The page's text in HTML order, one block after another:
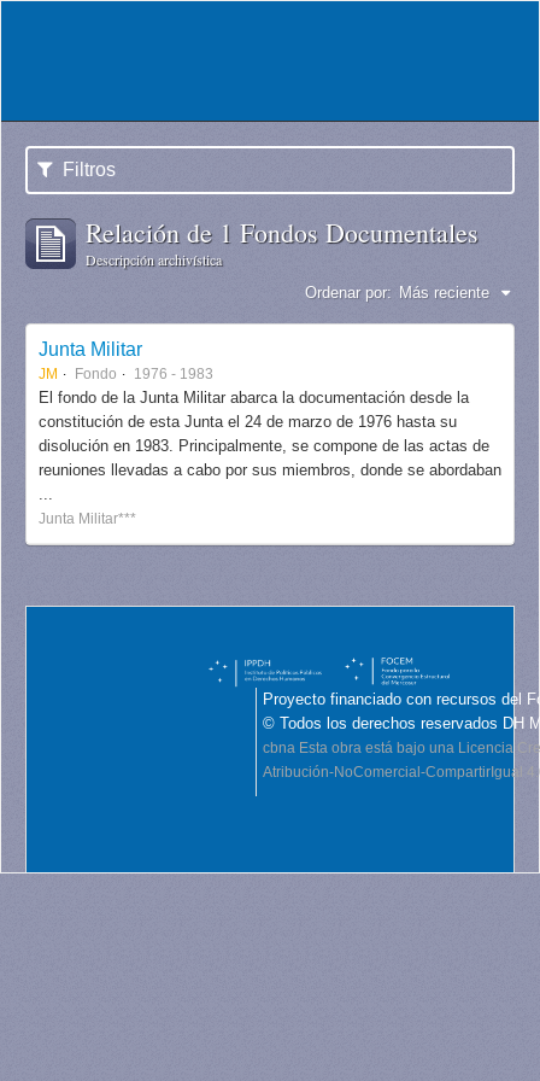
Filtros
Relación de 1 Fondos Documentales
Descripción archivística
Ordenar por: Más reciente
Junta Militar
JM Fondo 1976 - 1983
El fondo de la Junta Militar abarca la documentación desde la
constitución de esta Junta el 24 de marzo de 1976 hasta su
disolución en 1983. Principalmente, se compone de las actas de
reuniones llevadas a cabo por sus miembros, donde se abordaban
...
Junta Militar***
Proyecto financiado con recursos del
© Todos los derechos reservados DH
cbna Esta obra está bajo una Licencia
Atribución-NoComercial-CompartirIgual